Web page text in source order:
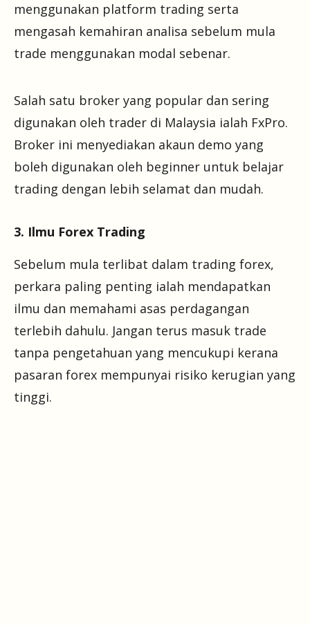
menggunakan platform trading serta
mengasah kemahiran analisa sebelum mula
trade menggunakan modal sebenar.
Salah satu broker yang popular dan sering
digunakan oleh trader di Malaysia ialah FxPro.
Broker ini menyediakan akaun demo yang
boleh digunakan oleh beginner untuk belajar
trading dengan lebih selamat dan mudah.
3. Ilmu Forex Trading
Sebelum mula terlibat dalam trading forex,
perkara paling penting ialah mendapatkan
ilmu dan memahami asas perdagangan
terlebih dahulu. Jangan terus masuk trade
tanpa pengetahuan yang mencukupi kerana
pasaran forex mempunyai risiko kerugian yang
tinggi.